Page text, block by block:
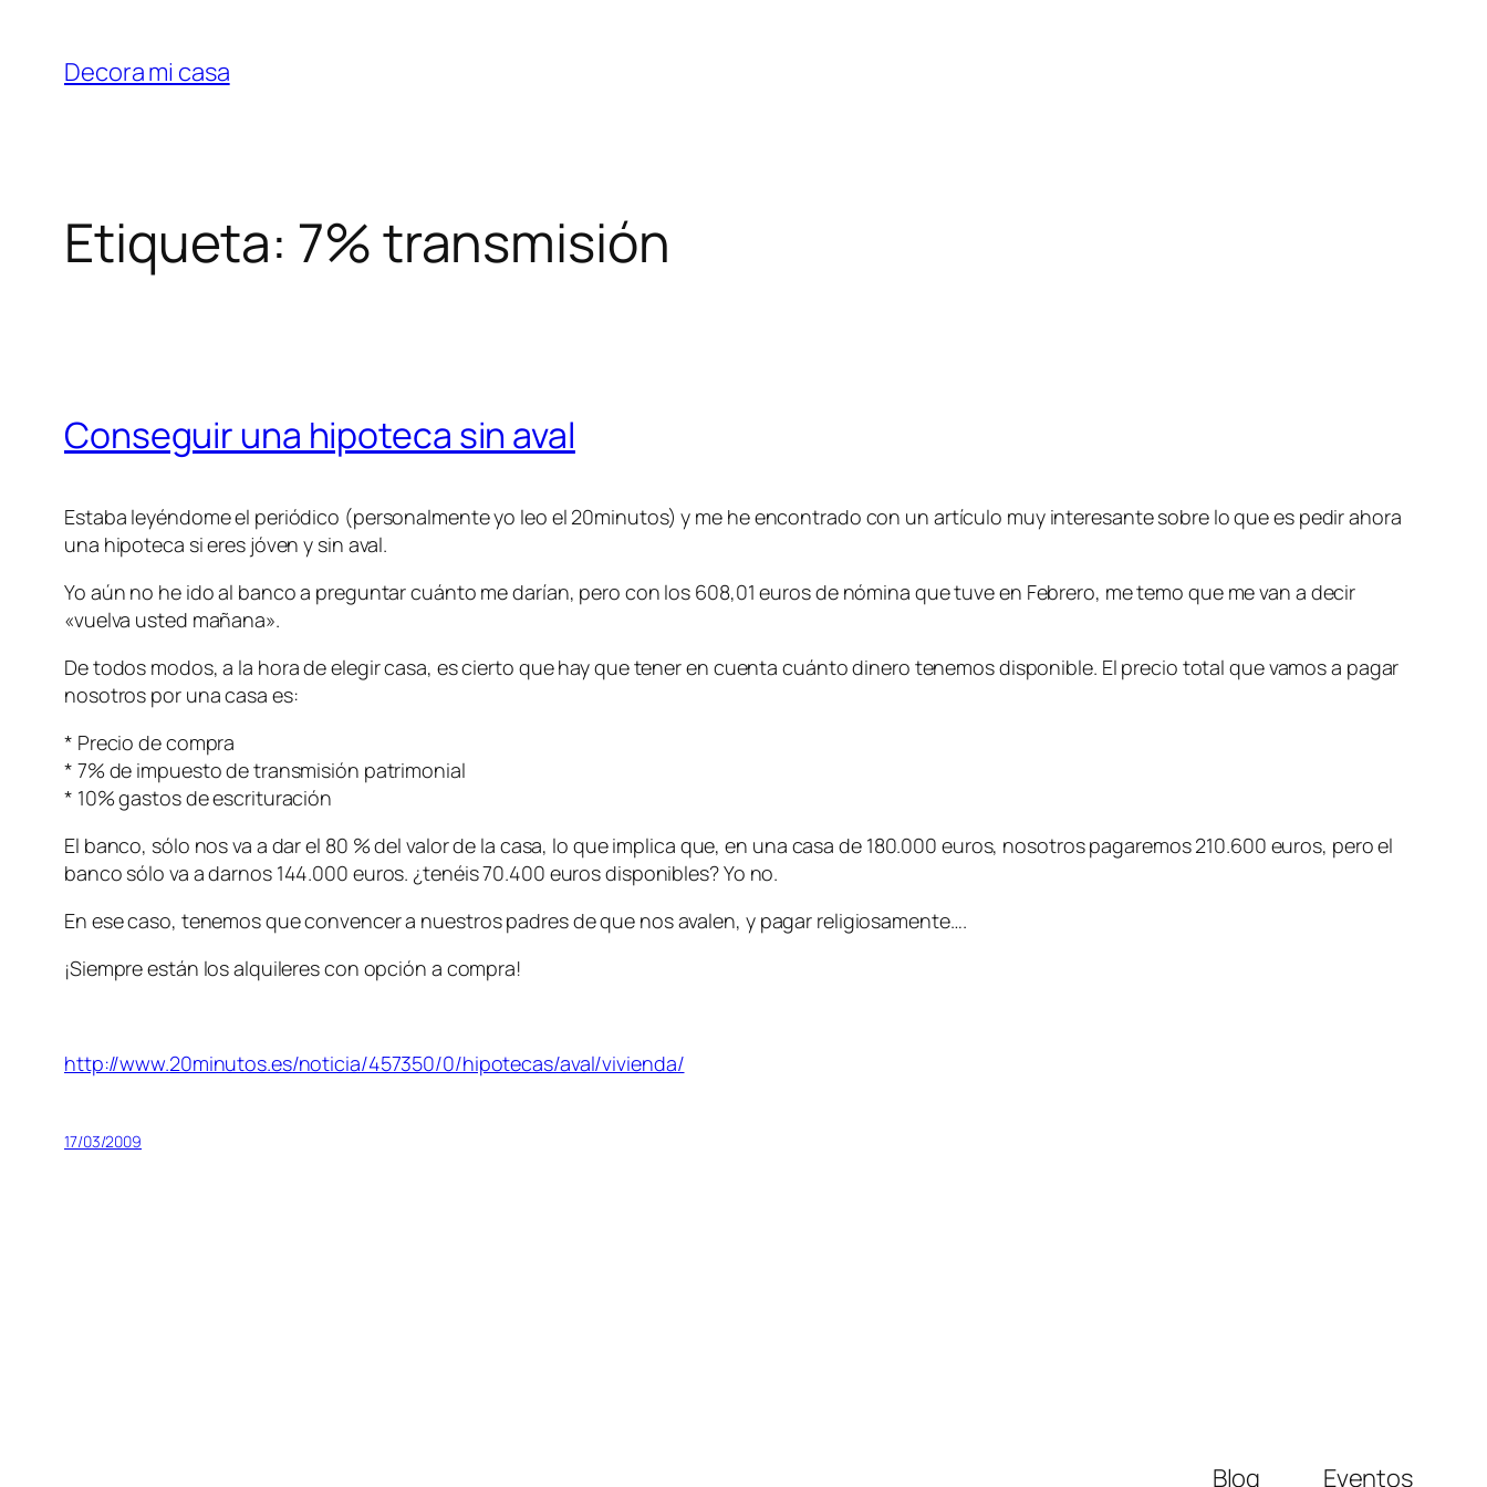
contenido
Decora mi casa
Etiqueta: 7% transmisión
Conseguir una hipoteca sin aval
Estaba leyéndome el periódico (personalmente yo leo el 20minutos) y me he encontrado con un artículo muy interesante sobre lo que es pedir ahora
una hipoteca si eres jóven y sin aval.
Yo aún no he ido al banco a preguntar cuánto me darían, pero con los 608,01 euros de nómina que tuve en Febrero, me temo que me van a decir
«vuelva usted mañana».
De todos modos, a la hora de elegir casa, es cierto que hay que tener en cuenta cuánto dinero tenemos disponible. El precio total que vamos a pagar
nosotros por una casa es:
* Precio de compra
* 7% de impuesto de transmisión patrimonial
* 10% gastos de escrituración
El banco, sólo nos va a dar el 80 % del valor de la casa, lo que implica que, en una casa de 180.000 euros, nosotros pagaremos 210.600 euros, pero el
banco sólo va a darnos 144.000 euros. ¿tenéis 70.400 euros disponibles? Yo no.
En ese caso, tenemos que convencer a nuestros padres de que nos avalen, y pagar religiosamente….
¡Siempre están los alquileres con opción a compra!
http://www.20minutos.es/noticia/457350/0/hipotecas/aval/vivienda/
17/03/2009
Blog Eventos